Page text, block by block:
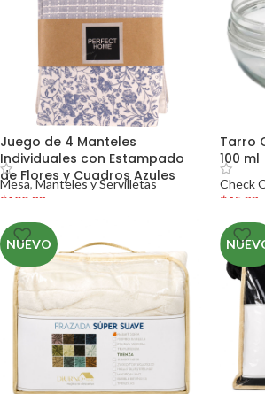
Juego de 4 Manteles
Individuales con Estampado
de Flores y Cuadros Azules
Mesa,Manteles y Servilletas
$199.00
Tarro
100 ml
Check
$45.00
NUEVO